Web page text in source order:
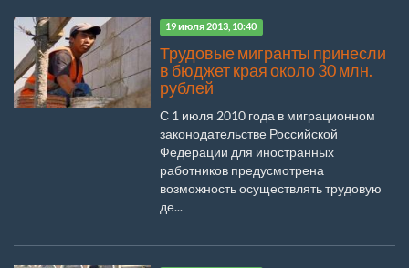
19 июля 2013, 10:40
Трудовые мигранты принесли
в бюджет края около 30 млн.
рублей
С 1 июля 2010 года в миграционном
законодательстве Российской
Федерации для иностранных
работников предусмотрена
возможность осуществлять трудовую
де...